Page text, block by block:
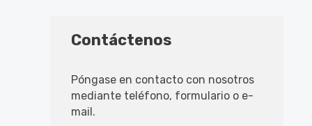
Contáctenos
Póngase en contacto con nosotros
mediante teléfono, formulario o e-
mail.